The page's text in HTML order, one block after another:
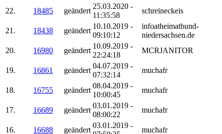
22. 18485 geändert
25.03.2020 -
11:35:58
schreineckeis
21. 18438 geändert
10.10.2019 -
09:10:12
infoatheimatbund-
niedersachsen.de
20.
16980 geändert
10.09.2019 -
22:24:18
MCRJANITOR
19. 16861 geändert
04.07.2019 -
07:32:14
muchafr
18. 16755 geändert
08.04.2019 -
10:00:45
muchafr
17. 16689 geändert
03.01.2019 -
08:00:22
muchafr
16. 16688 geändert
03.01.2019 -
muchafr